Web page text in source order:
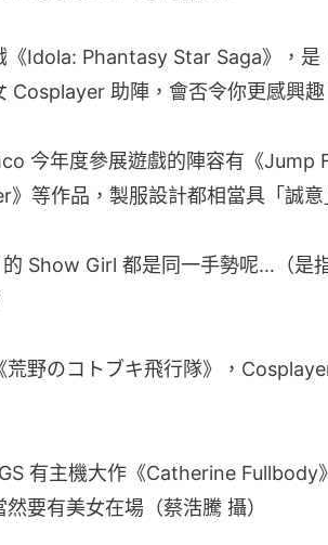
《Idola: Phantasy Star Saga》，是
Cosplayer 助陣，會否令你更感興趣
今年度參展遊戲的陣容有《Jump
》等作品，製服設計都相當具「誠意
Show Girl 都是同一手勢呢…（是
荒野のコトブキ飛行隊》，
有主機大作《Catherine Fullbody
要有美女在場（蔡浩騰 攝）